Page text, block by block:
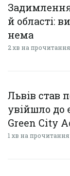
й області:
нема
2 хв на прочитання
Львів став
увійшло до
Green City
1 хв на прочитання